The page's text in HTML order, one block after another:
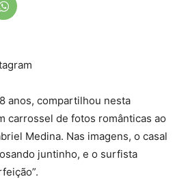
anos, compartilhou nesta
carrossel de fotos românticas ao
Medina. Nas imagens, o casal
juntinho, e o surfista